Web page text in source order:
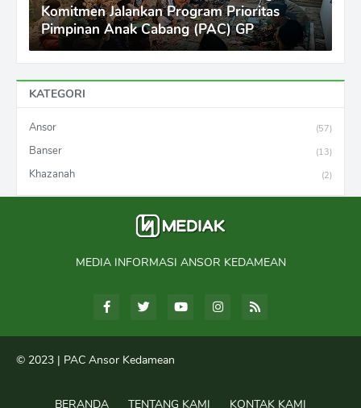
Komitmen Jalankan Program Prioritas
Pimpinan Anak Cabang (PAC) GP
KATEGORI
Ansor (57)
Banser (13)
Khazanah (2)
MEDIA INFORMASI ANSOR KEDAMEAN
© 2023 | PAC Ansor Kedamean
BERANDA TENTANG KAMI KONTAK KAMI